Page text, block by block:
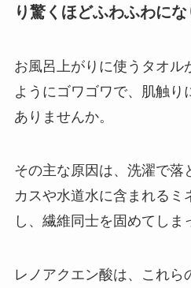
り驚くほどふわふわに
お風呂上がりに使うタオル
ようにゴワゴワで、肌触り
ありませんか。
その主な原因は、洗濯で落
カスや水道水に含まれるミ
し、繊維同士を固めてしま
レノアクエン酸は、これら